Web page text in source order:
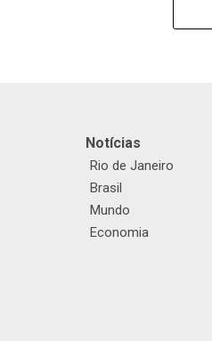
Notícias
Rio de Janeiro
Brasil
Mundo
Economia